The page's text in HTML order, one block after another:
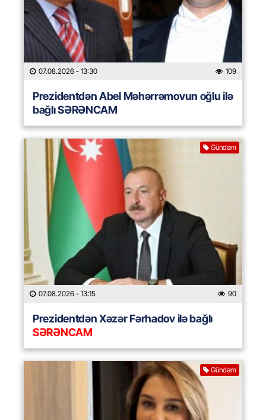
07.08.2026 - 13:30 109
Prezidentdən Abel Məhərrəmovun oğlu ilə
bağlı SƏRƏNCAM
Gündəm
07.08.2026 - 13:15 90
Prezidentdən Xəzər Fərhadov ilə bağlı
SƏRƏNCAM
Gündəm